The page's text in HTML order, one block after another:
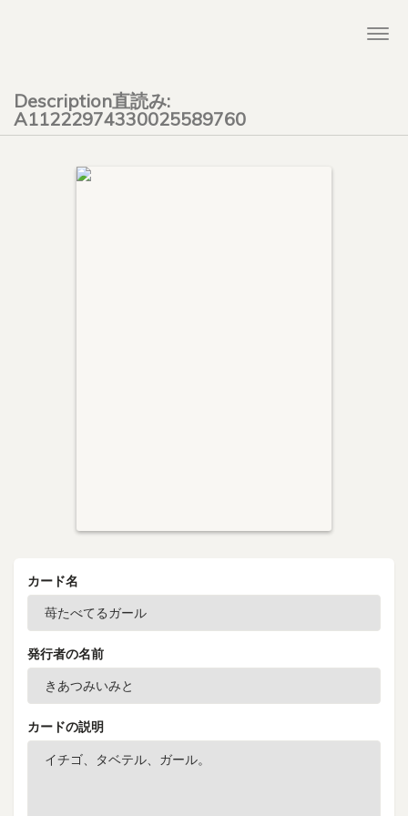
Description直読み:
A11222974330025589760
カード名
発行者の名前
カードの説明